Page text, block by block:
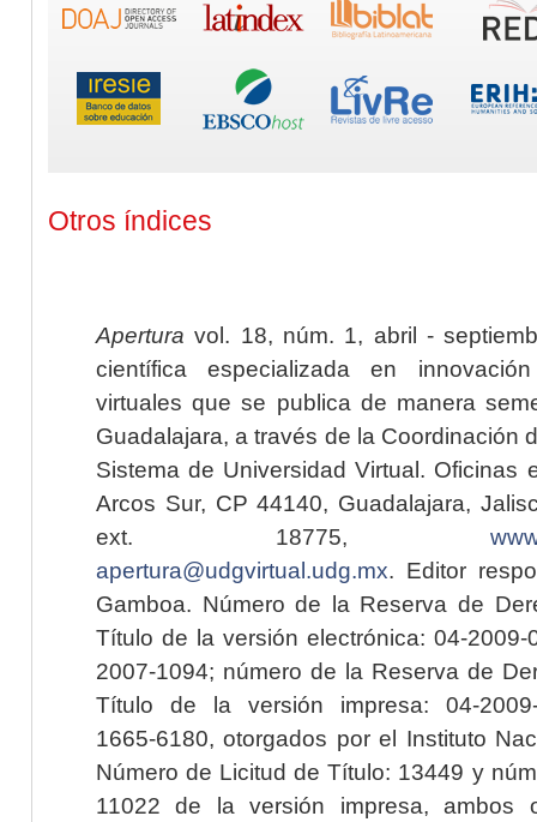
Otros índices
Apertura vol. 18, núm. 1, abril -
científica especializada en
virtuales que se publica de manera
Guadalajara, a través de la Coordinación
Sistema de Universidad Virtual. Oficinas
Arcos Sur, CP 44140, Guadalajara,
ext. 18775,
apertura@udgvirtual.udg.mx. Editor
Gamboa. Número de la Reserva de
Título de la versión electrónica: 04-2009-
2007-1094; número de la Reserva de
Título de la versión impresa: 04-2009-
1665-6180, otorgados por el Instituto
Número de Licitud de Título: 13449 y
11022 de la versión impresa, ambos